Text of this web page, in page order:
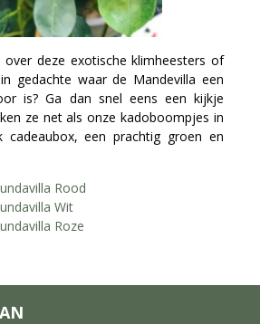
deze exotische klimheesters of
gedachte waar de Mandevilla een
is? Ga dan snel eens een kijkje
ze net als onze kadoboompjes in
cadeaubox, een prachtig groen en
Rood
Wit
Roze